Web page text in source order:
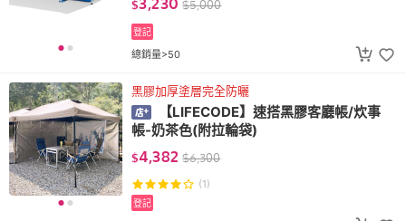
$ $5,000
總銷量>50
登記
黑膠加厚塗層完全防曬
【LIFECODE】速搭黑膠客廳帳/炊事
帳-奶茶色(附拉輪袋)
$4,382 $6,300
(1)
登記